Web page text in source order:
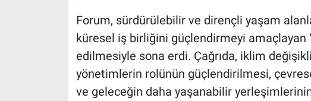
Forum, sürdürülebilir ve dirençli yaşam
küresel iş birliğini güçlendirmeyi amaçlayan
edilmesiyle sona erdi. Çağrıda, iklim
yönetimlerin rolünün güçlendirilmesi,
ve geleceğin daha yaşanabilir